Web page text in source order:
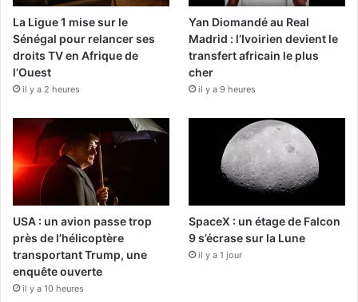
La Ligue 1 mise sur le
Sénégal pour relancer ses
droits TV en Afrique de
l’Ouest
il y a 2 heures
Yan Diomandé au Real
Madrid : l’Ivoirien devient le
transfert africain le plus
cher
il y a 9 heures
USA : un avion passe trop
près de l’hélicoptère
transportant Trump, une
enquête ouverte
il y a 10 heures
SpaceX : un étage de Falcon
9 s’écrase sur la Lune
il y a 1 jour